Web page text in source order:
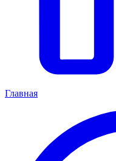
Главная